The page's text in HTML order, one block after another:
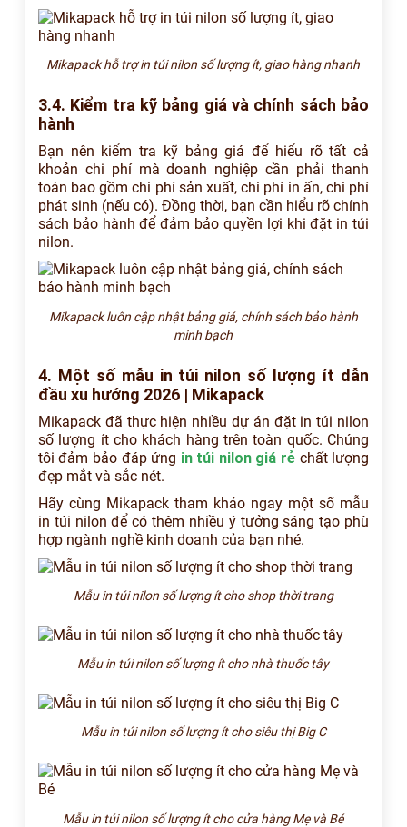
Mikapack hỗ trợ in túi nilon số lượng ít, giao hàng nhanh
3.4. Kiểm tra kỹ bảng giá và chính sách bảo
hành
Bạn nên kiểm tra kỹ bảng giá để hiểu rõ tất cả
khoản chi phí mà doanh nghiệp cần phải thanh
toán bao gồm chi phí sản xuất, chi phí in ấn, chi phí
phát sinh (nếu có). Đồng thời, bạn cần hiểu rõ chính
sách bảo hành để đảm bảo quyền lợi khi đặt in túi
nilon.
Mikapack luôn cập nhật bảng giá, chính sách bảo hành
minh bạch
4. Một số mẫu in túi nilon số lượng ít dẫn
đầu xu hướng 2026 | Mikapack
Mikapack đã thực hiện nhiều dự án đặt in túi nilon
số lượng ít cho khách hàng trên toàn quốc. Chúng
tôi đảm bảo đáp ứng in túi nilon giá rẻ chất lượng
đẹp mắt và sắc nét.
Hãy cùng Mikapack tham khảo ngay một số mẫu
in túi nilon để có thêm nhiều ý tưởng sáng tạo phù
hợp ngành nghề kinh doanh của bạn nhé.
Mẫu in túi nilon số lượng ít cho shop thời trang
Mẫu in túi nilon số lượng ít cho nhà thuốc tây
Mẫu in túi nilon số lượng ít cho siêu thị Big C
Mẫu in túi nilon số lượng ít cho cửa hàng Mẹ và Bé